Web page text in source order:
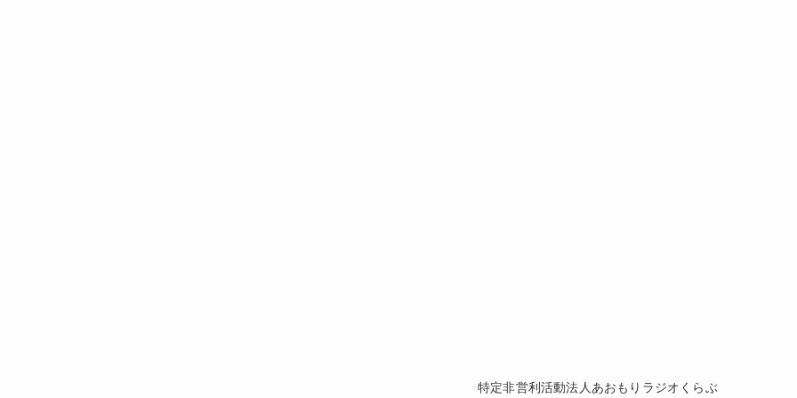
特定非営利活動法人あおもりラジオくらぶ